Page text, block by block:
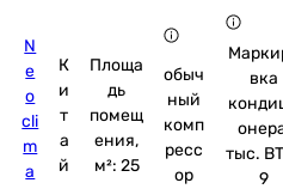
N
e
o
cli
m
a
К
и
т
а
й
Площа
дь
помещ
ения,
м²: 25
обыч
ный
комп
ресс
ор
вка
тыс.
9